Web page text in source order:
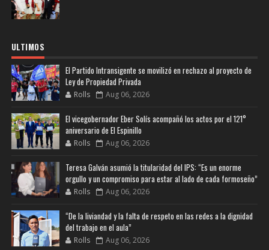
ULTIMOS
El Partido Intransigente se movilizó en rechazo al proyecto de
Ley de Propiedad Privada
Rolls Aug 06, 2026
El vicegobernador Eber Solís acompañó los actos por el 121°
aniversario de El Espinillo
Rolls Aug 06, 2026
Teresa Galván asumió la titularidad del IPS: “Es un enorme
orgullo y un compromiso para estar al lado de cada formoseño”
Rolls Aug 06, 2026
“De la liviandad y la falta de respeto en las redes a la dignidad
del trabajo en el aula”
Rolls Aug 06, 2026